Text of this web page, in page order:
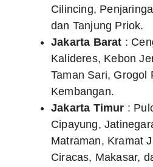
Cilincing,
dan Tanjung Priok.
Jakarta Barat :
Kalideres, Kebon
Taman Sari, Grogol
Kembangan.
Jakarta Timur :
Cipayung,
Matraman, Kramat
Ciracas, Makasar,